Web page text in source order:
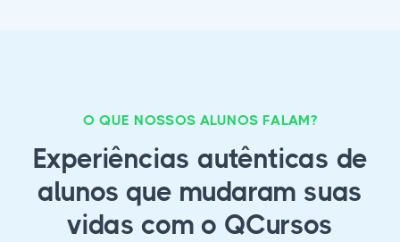
O QUE NOSSOS ALUNOS FALAM?
Experiências autênticas de
alunos que mudaram suas
vidas com o QCursos